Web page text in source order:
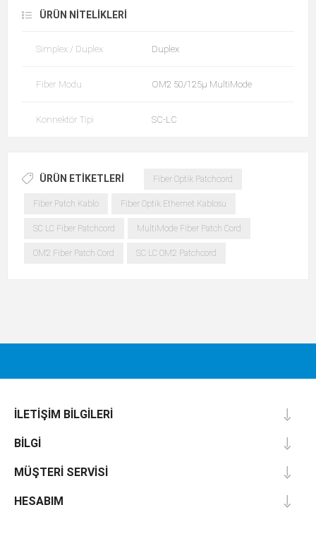
ÜRÜN NITELIKLERI
Simplex / Duplex Duplex
Fiber Modu OM2 50/125µ MultiMode
Konnektör Tipi SC-LC
ÜRÜN ETIKETLERI Fiber Optik Patchcord
Fiber Patch Kablo Fiber Optik Ethernet Kablosu
SC LC Fiber Patchcord MultiMode Fiber Patch Cord
OM2 Fiber Patch Cord SC LC OM2 Patchcord
İLETIŞIM BILGILERI
BILGI
MÜŞTERI SERVISI
HESABIM